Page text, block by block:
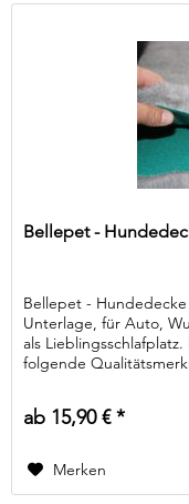
Bellepet -
Bellepet -
Unterlage, für Auto,
als
folgende
ab 15,90 € *
Merken